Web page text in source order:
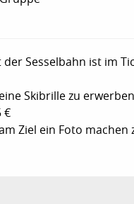
Sesselbahn ist im
Skibrille zu
€
Ziel ein Foto machen